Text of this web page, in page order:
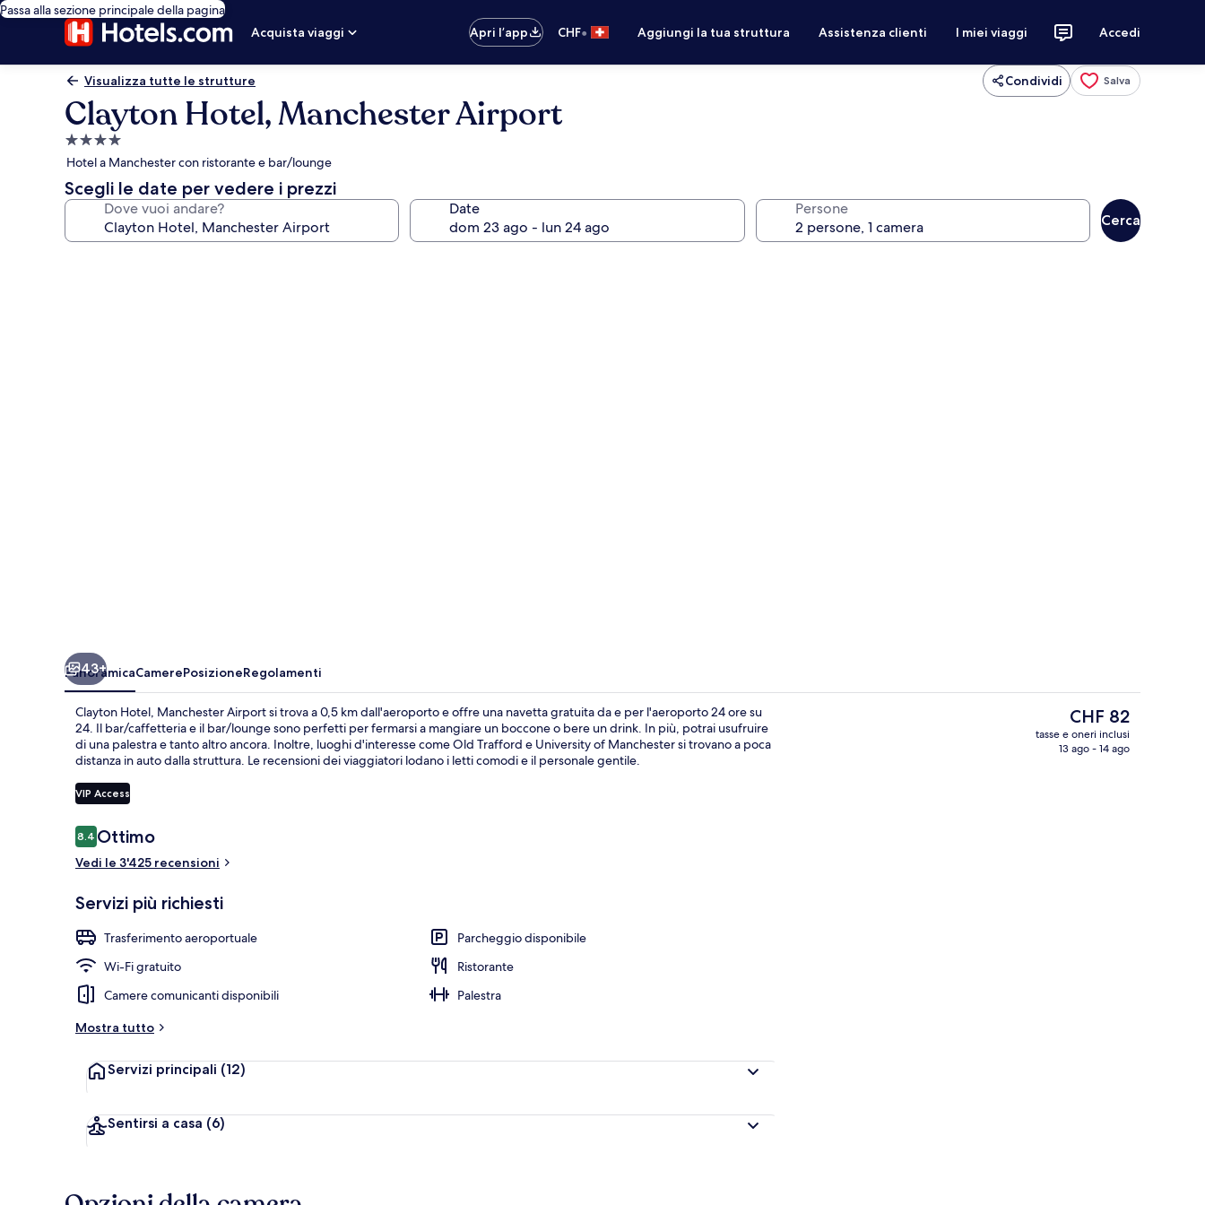
Passa alla sezione principale della pagina
Acquista viaggi
Apri l’app CHF• Aggiungi la tua struttura Assistenza clienti I miei viaggi Accedi
Visualizza tutte le strutture Condividi Salva
Clayton Hotel, Manchester Airport
Struttura
a
4.0
stelle
Hotel a Manchester con ristorante e bar/lounge
Scegli le date per vedere i prezzi
Dove vuoi andare? Date Persone
Cerca
Salone nella hall
43+
PanoramicaCamerePosizioneRegolamenti
Clayton Hotel, Manchester Airport si trova a 0,5 km dall'aeroporto e offre una navetta gratuita da e per l'aeroporto 24 ore su
24. Il bar/caffetteria e il bar/lounge sono perfetti per fermarsi a mangiare un boccone o bere un drink. In più, potrai usufruire
di una palestra e tanto altro ancora. Inoltre, luoghi d'interesse come Old Trafford e University of Manchester si trovano a poca
distanza in auto dalla struttura. Le recensioni dei viaggiatori lodano i letti comodi e il personale gentile.
VIP Access
Recensioni
8.48.4 su 10
Ottimo
Vedi le 3'425 recensioni
Servizi più richiesti
Trasferimento aeroportuale
Parcheggio disponibile
Wi-Fi gratuito
Ristorante
Camere comunicanti disponibili
Palestra
Mostra tutto
Servizi principali (12)
Sentirsi a casa (6)
Il
prezzo
attuale
CHF 82
tasse e oneri inclusi
13 ago - 14 ago